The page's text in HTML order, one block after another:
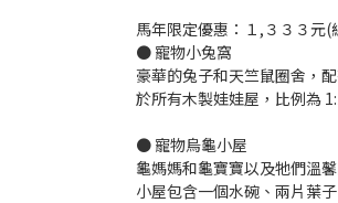
馬年限定優惠：１,３３３元
● 寵物小兔窩
豪華的兔子和天竺鼠圈舍，
於所有木製娃娃屋，比例為
● 寵物烏龜小屋
龜媽媽和龜寶寶以及牠們溫
小屋包含一個水碗、兩片葉